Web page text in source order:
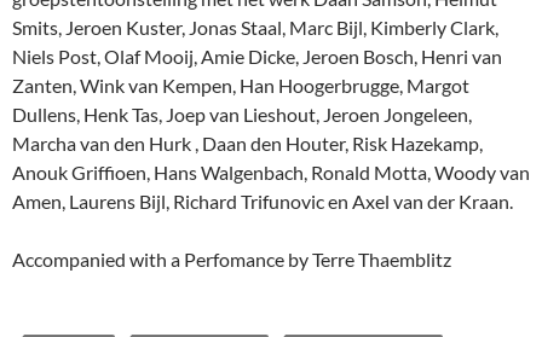
Smits, Jeroen Kuster, Jonas Staal, Marc Bijl, Kimberly Clark,
Niels Post, Olaf Mooij, Amie Dicke, Jeroen Bosch, Henri van
Zanten, Wink van Kempen, Han Hoogerbrugge, Margot
Dullens, Henk Tas, Joep van Lieshout, Jeroen Jongeleen,
Marcha van den Hurk , Daan den Houter, Risk Hazekamp,
Anouk Griffioen, Hans Walgenbach, Ronald Motta, Woody van
Amen, Laurens Bijl, Richard Trifunovic en Axel van der Kraan.
Accompanied with a Perfomance by Terre Thaemblitz